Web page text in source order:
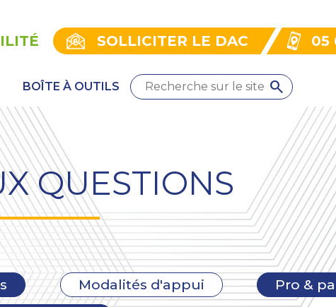
SOLLICITER LE DAC 05
BOÎTE À OUTILS
QUESTIONS
Modalités d'appui
Pro &